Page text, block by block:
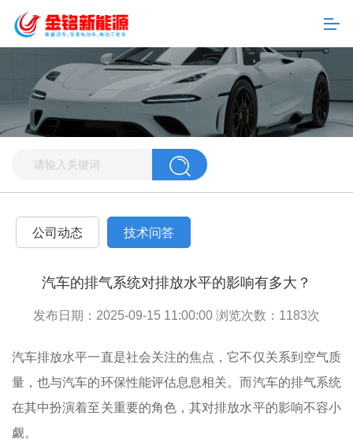
公司动态 技术问答
汽车的排气系统对排放水平的影响有多大？
发布日期：2025-09-15 11:00:00 浏览次数： 1183次
汽车排放水平一直是社会关注的焦点，它不仅关系到空气质
量，也与汽车的环保性能评估息息相关。而汽车的排气系统
在其中扮演着至关重要的角色，其对排放水平的影响不容小
觑。